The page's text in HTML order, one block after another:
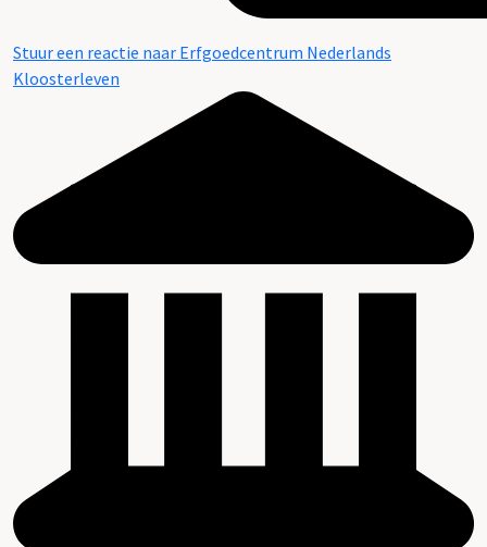
Stuur een reactie naar Erfgoedcentrum Nederlands
Kloosterleven